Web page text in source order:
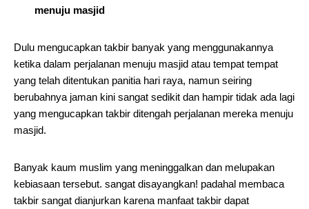
menuju masjid
Dulu mengucapkan takbir banyak yang menggunakannya
ketika dalam perjalanan menuju masjid atau tempat tempat
yang telah ditentukan panitia hari raya, namun seiring
berubahnya jaman kini sangat sedikit dan hampir tidak ada lagi
yang mengucapkan takbir ditengah perjalanan mereka menuju
masjid.
Banyak kaum muslim yang meninggalkan dan melupakan
kebiasaan tersebut. sangat disayangkan! padahal membaca
takbir sangat dianjurkan karena manfaat takbir dapat